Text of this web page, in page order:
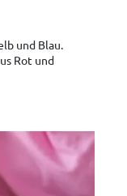
und Blau.
Rot und